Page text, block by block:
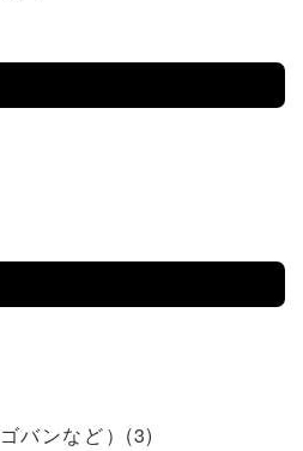
バンなど）(3)